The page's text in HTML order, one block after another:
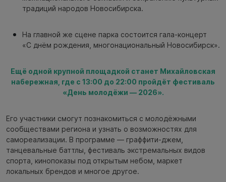
традиций народов Новосибирска.
На главной же сцене парка состоится гала-концерт
«С днём рождения, многонациональный Новосибирск».
Ещё одной крупной площадкой станет Михайловская
набережная, где с 13:00 до 22:00 пройдёт фестиваль
«День молодёжи — 2026».
Его участники смогут познакомиться с молодёжными
сообществами региона и узнать о возможностях для
самореализации. В программе — граффити-джем,
танцевальные баттлы, фестиваль экстремальных видов
спорта, кинопоказы под открытым небом, маркет
локальных брендов и многое другое.